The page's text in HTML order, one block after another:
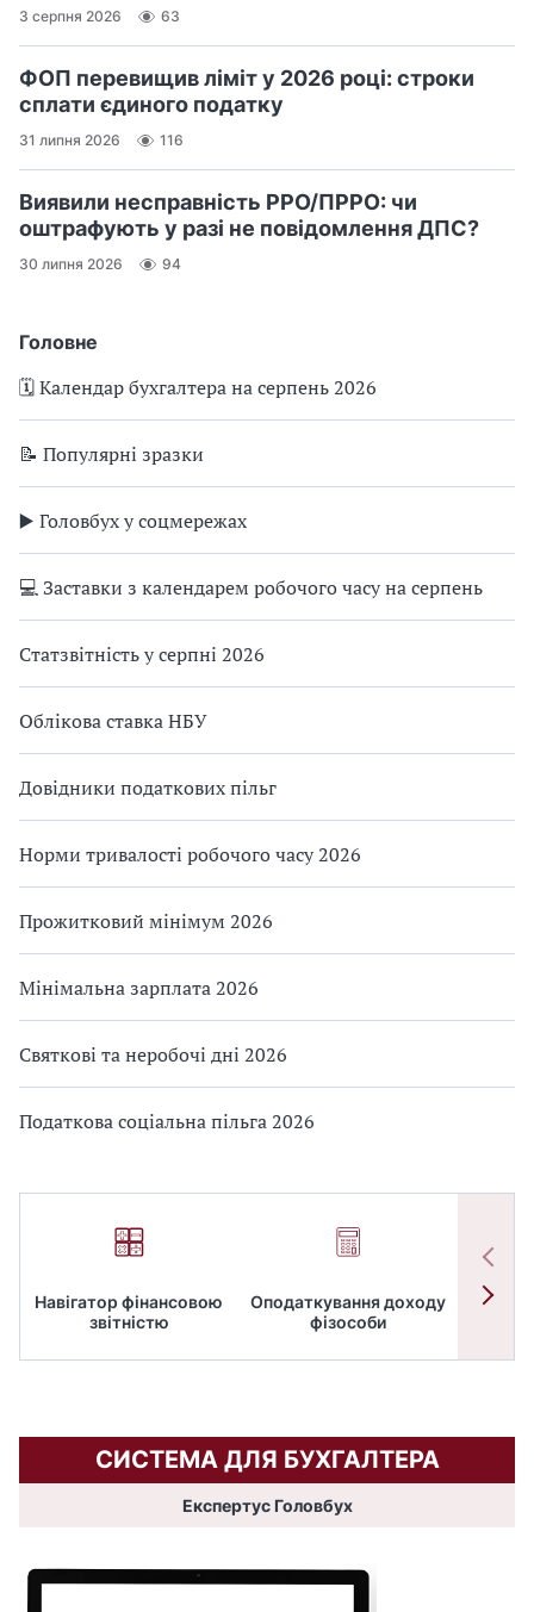
Головне
🗓️ Календар бухгалтера на серпень 2026
📝 Популярні зразки
▶️ Головбух у соцмережах
💻 Заставки з календарем робочого часу на серпень
Статзвітність у серпні 2026
Облікова ставка НБУ
Довідники податкових пільг
Норми тривалості робочого часу 2026
Прожитковий мінімум 2026
Мінімальна зарплата 2026
Святкові та неробочі дні 2026
Податкова соціальна пільга 2026
Навігатор фінансовою
звітністю
Оподаткування доходу
фізособи
3 серпня 2026 63
ФОП перевищив ліміт у 2026 році: строки
сплати єдиного податку
31 липня 2026 116
Виявили несправність РРО/ПРРО: чи
оштрафують у разі не повідомлення ДПС?
30 липня 2026 94
СИСТЕМА ДЛЯ БУХГАЛТЕРА
Експертус Головбух